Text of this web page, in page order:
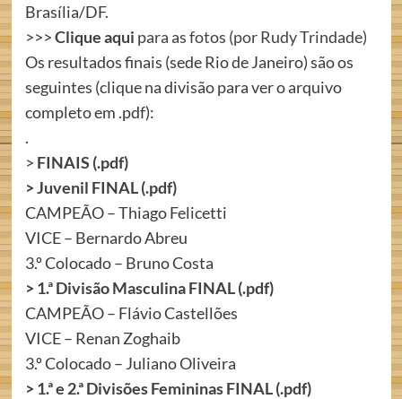
Brasília/DF.
>>>Clique aqui para as fotos (por Rudy Trindade)
Os resultados finais (sede Rio de Janeiro) são os
seguintes (clique na divisão para ver o arquivo
completo em .pdf):
.
> FINAIS (.pdf)
>Juvenil FINAL (.pdf)
CAMPEÃO – Thiago Felicetti
VICE – Bernardo Abreu
3.º Colocado – Bruno Costa
> 1.ª Divisão Masculina FINAL (.pdf)
CAMPEÃO – Flávio Castellões
VICE – Renan Zoghaib
3.º Colocado – Juliano Oliveira
> 1.ª e 2.ª Divisões Femininas FINAL (.pdf)